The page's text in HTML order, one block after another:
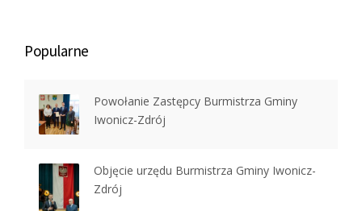
Popularne
Powołanie Zastępcy Burmistrza Gminy
Iwonicz-Zdrój
Objęcie urzędu Burmistrza Gminy Iwonicz-
Zdrój